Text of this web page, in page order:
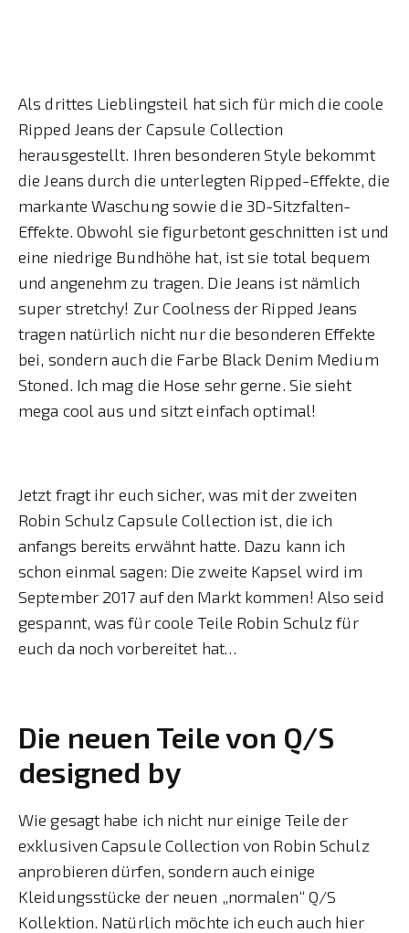
Als drittes Lieblingsteil hat sich für mich die coole
Ripped Jeans der Capsule Collection
herausgestellt. Ihren besonderen Style bekommt
die Jeans durch die unterlegten Ripped-Effekte, die
markante Waschung sowie die 3D-Sitzfalten-
Effekte. Obwohl sie figurbetont geschnitten ist und
eine niedrige Bundhöhe hat, ist sie total bequem
und angenehm zu tragen. Die Jeans ist nämlich
super stretchy! Zur Coolness der Ripped Jeans
tragen natürlich nicht nur die besonderen Effekte
bei, sondern auch die Farbe Black Denim Medium
Stoned. Ich mag die Hose sehr gerne. Sie sieht
mega cool aus und sitzt einfach optimal!
Jetzt fragt ihr euch sicher, was mit der zweiten
Robin Schulz Capsule Collection ist, die ich
anfangs bereits erwähnt hatte. Dazu kann ich
schon einmal sagen: Die zweite Kapsel wird im
September 2017 auf den Markt kommen! Also seid
gespannt, was für coole Teile Robin Schulz für
euch da noch vorbereitet hat…
Die neuen Teile von Q/S
designed by
Wie gesagt habe ich nicht nur einige Teile der
exklusiven Capsule Collection von Robin Schulz
anprobieren dürfen, sondern auch einige
Kleidungsstücke der neuen „normalen“ Q/S
Kollektion. Natürlich möchte ich euch auch hier